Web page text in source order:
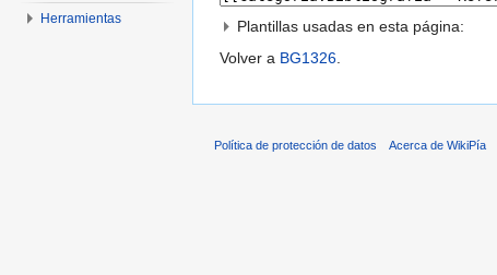
Plantillas usadas en esta página:
Volver a BG1326.
Herramientas
Política de protección de datos Acerca de WikiPía